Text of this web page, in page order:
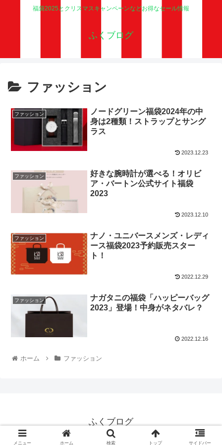
福袋2025とクリスマスキャンペーンなどお得なセール情報
ふくブログ
ファッション
ファッション
ノードグリーン福袋2024年の中
身は2種類！ストラップとサング
ラス
2023.12.23
ファッション
好きな腕時計が選べる！オリビ
ア・バートン公式サイト福袋
2023
2023.12.10
ファッション
ナノ・ユニバースメンズ・レディ
ース福袋2023予約販売スター
ト！
2022.12.29
ファッション
ナガタニの福袋「ハッピーバッグ
2023」登場！中身がネタバレ？
2022.12.16
ホーム ファッション
ふくブログ
© 2022 ふくブログ.
メニュー ホーム 検索 トップ サイドバー